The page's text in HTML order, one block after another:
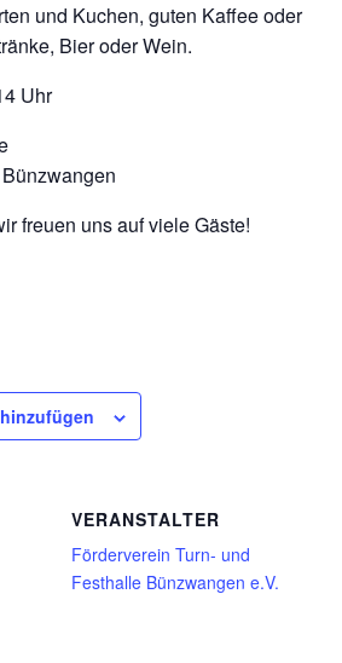
und Kuchen, guten Kaffee oder
Bier oder Wein.
Uhr
freuen uns auf viele Gäste!
VERANSTALTER
Förderverein Turn- und
Festhalle Bünzwangen e.V.